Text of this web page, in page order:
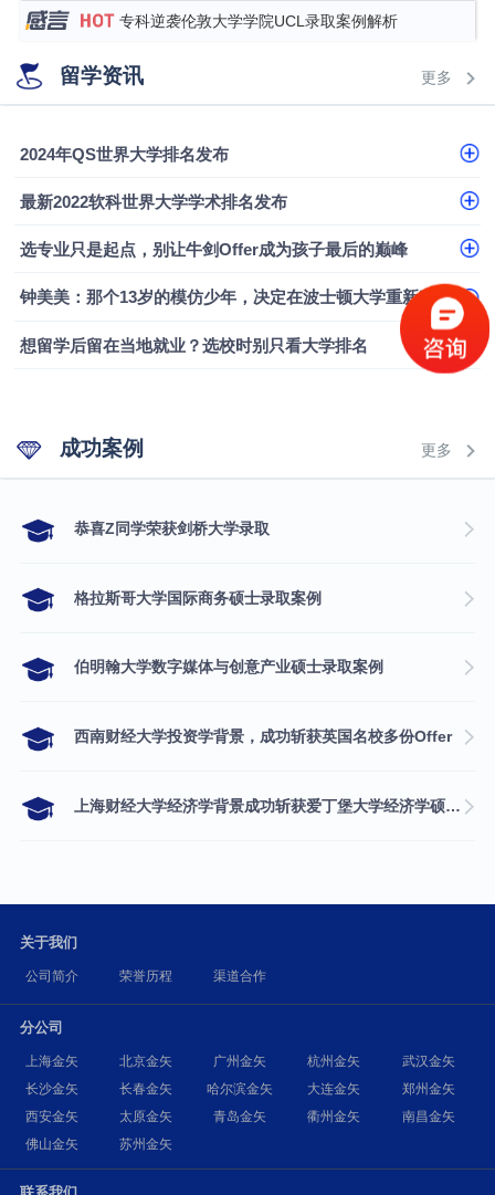
专科逆袭伦敦大学学院UCL录取案例解析
香港浸会大学伦理与公共事务硕士录取
从上海财大2+2到谢菲尔德：低均分逆袭QS百强金
留学资讯 更多
2024年QS世界大学排名发布
最新2022软科世界大学学术排名发布
选专业只是起点，别让牛剑Offer成为孩子最后的巅峰
钟美美：那个13岁的模仿少年，决定在波士顿大学重新定义自己
想留学后留在当地就业？选校时别只看大学排名
成功案例 更多
​恭喜Z同学荣获剑桥大学录取
格拉斯哥大学国际商务硕士录取案例
伯明翰大学数字媒体与创意产业硕士录取案例
西南财经大学投资学背景，成功斩获英国名校多份Offer
上海财经大学经济学背景成功斩获爱丁堡大学经济学硕士录取
关于我们
公司简介 荣誉历程 渠道合作
分公司
上海金矢 北京金矢 广州金矢 杭州金矢
武汉金矢
长沙金矢
长春金矢 哈尔滨金矢 大连金矢
郑州金矢
西安金矢
太原金矢 青岛金矢 衢州金矢
南昌金矢
佛山金矢
苏州金矢